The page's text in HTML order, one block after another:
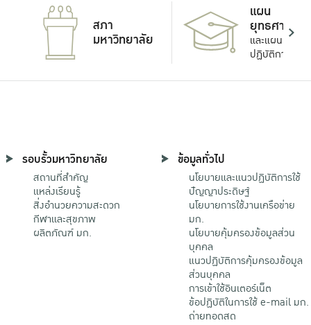
สภา
มหาวิทยาลัย
แผน
ยุทธศาสตร์
และแผน
ปฏิบัติการ
รอบรั้วมหาวิทยาลัย
สถานที่สำคัญ
แหล่งเรียนรู้
สิ่งอำนวยความสะดวก
กีฬาและสุขภาพ
ผลิตภัณฑ์ มก.
ข้อมูลทั่วไป
นโยบายและแนวปฏิบัติการใช้
ปัญญาประดิษฐ์
นโยบายการใช้งานเครือข่าย
มก.
นโยบายคุ้มครองข้อมูลส่วน
บุคคล
แนวปฏิบัติการคุ้มครองข้อมูล
ส่วนบุคคล
การเข้าใช้อินเตอร์เน็ต
ข้อปฏิบัติในการใช้ e-mail มก.
ถ่ายทอดสด